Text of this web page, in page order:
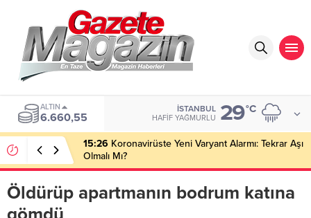
ALTIN
6.660,55
İSTANBUL
HAFIF YAĞMURLU 29°C
15:26 Koronavirüste Yeni Varyant Alarmı: Tekrar Aşı
Olmalı Mı?
Öldürüp apartmanın bodrum katına